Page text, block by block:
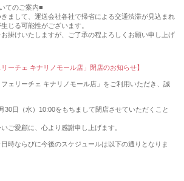
てのご案内■
まして、運送会社各社で帰省による交通渋滞が見込まれ
じる可能性がございます。
掛けいたしますが、ご了承の程よろしくお願い申し上げ
ーチェ キナリノモール店」閉店のお知らせ】
ェリーチェ キナリノモール店」をご利用いただき、誠
30日（水）10:00をもちまして閉店させていただくこと
ご愛顧に、心より感謝申し上げます。
時ならびに今後のスケジュールは以下の通りとなりま